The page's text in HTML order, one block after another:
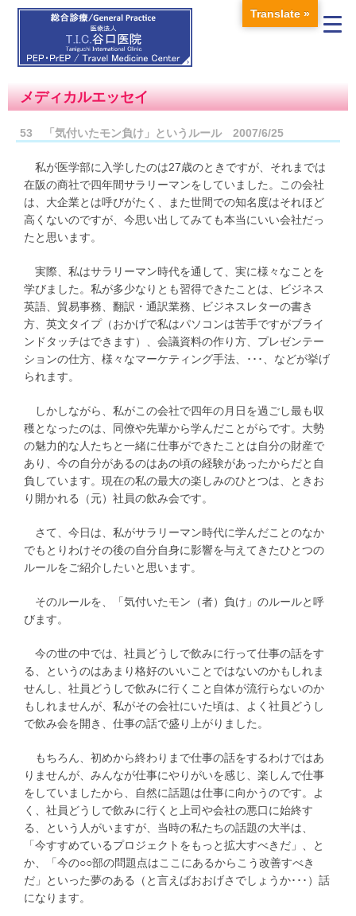
メディカルエッセイ
53 「気付いたモン負け」というルール 2007/6/25
私が医学部に入学したのは27歳のときですが、それまでは
在阪の商社で四年間サラリーマンをしていました。この会社
は、大企業とは呼びがたく、また世間での知名度はそれほど
高くないのですが、今思い出してみても本当にいい会社だっ
たと思います。
実際、私はサラリーマン時代を通して、実に様々なことを
学びました。私が多少なりとも習得できたことは、ビジネス
英語、貿易事務、翻訳・通訳業務、ビジネスレターの書き
方、英文タイプ（おかげで私はパソコンは苦手ですがブライ
ンドタッチはできます）、会議資料の作り方、プレゼンテー
ションの仕方、様々なマーケティング手法、･･･、などが挙げ
られます。
しかしながら、私がこの会社で四年の月日を過ごし最も収
穫となったのは、同僚や先輩から学んだことがらです。大勢
の魅力的な人たちと一緒に仕事ができたことは自分の財産で
あり、今の自分があるのはあの頃の経験があったからだと自
負しています。現在の私の最大の楽しみのひとつは、ときお
り開かれる（元）社員の飲み会です。
さて、今日は、私がサラリーマン時代に学んだことのなか
でもとりわけその後の自分自身に影響を与えてきたひとつの
ルールをご紹介したいと思います。
そのルールを、「気付いたモン（者）負け」のルールと呼
びます。
今の世の中では、社員どうしで飲みに行って仕事の話をす
る、というのはあまり格好のいいことではないのかもしれま
せんし、社員どうしで飲みに行くこと自体が流行らないのか
もしれませんが、私がその会社にいた頃は、よく社員どうし
で飲み会を開き、仕事の話で盛り上がりました。
もちろん、初めから終わりまで仕事の話をするわけではあ
りませんが、みんなが仕事にやりがいを感じ、楽しんで仕事
をしていましたから、自然に話題は仕事に向かうのです。よ
く、社員どうしで飲みに行くと上司や会社の悪口に始終す
る、という人がいますが、当時の私たちの話題の大半は、
「今すすめているプロジェクトをもっと拡大すべきだ」、と
か、「今の○○部の問題点はここにあるからこう改善すべき
だ」といった夢のある（と言えばおおげさでしょうか･･･）話
になります。
Translate »